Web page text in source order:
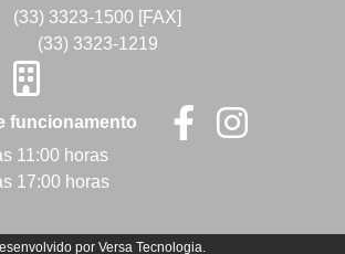
(33) 3323-1500 [FAX]
(33) 3323-1219
funcionamento
11:00 horas
17:00 horas
por Versa Tecnologia.